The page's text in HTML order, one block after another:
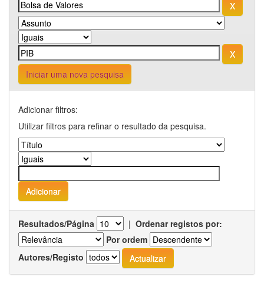
Iniciar uma nova pesquisa
Adicionar filtros:
Utilizar filtros para refinar o resultado da pesquisa.
Resultados/Página | Ordenar registos por:
Por ordem
Autores/Registo